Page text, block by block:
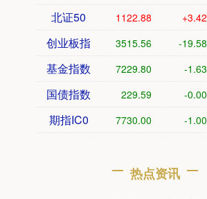
北证50 1122.88 +3.42
创业板指 3515.56 -19.58
基金指数 7229.80 -1.63
国债指数 229.59 -0.00
期指IC0 7730.00 -1.00
热点资讯